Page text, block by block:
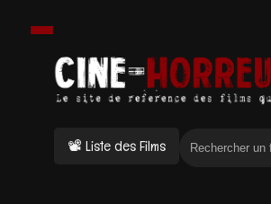
📽 Liste des Films